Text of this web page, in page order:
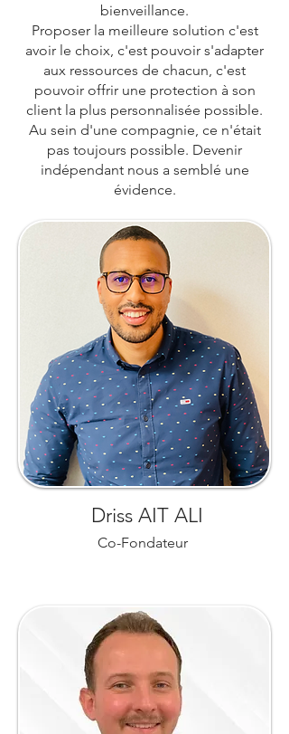
bienveillance.
Proposer la meilleure solution c'est
avoir le choix, c'est pouvoir s'adapter
aux ressources de chacun, c'est
pouvoir offrir une protection à son
client la plus personnalisée possible.
Au sein d'une compagnie, ce n'était
pas toujours possible. Devenir
indépendant nous a semblé une
évidence.
Driss AIT ALI
Co-Fondateur